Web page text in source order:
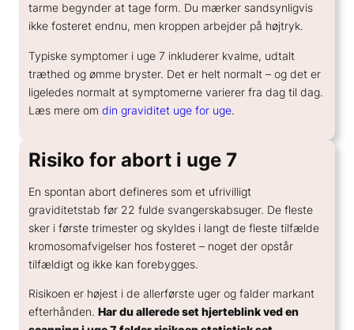
tarme begynder at tage form. Du mærker sandsynligvis
ikke fosteret endnu, men kroppen arbejder på højtryk.
Typiske symptomer i uge 7 inkluderer kvalme, udtalt
træthed og ømme bryster. Det er helt normalt – og det er
ligeledes normalt at symptomerne varierer fra dag til dag.
Læs mere om din graviditet uge for uge.
Risiko for abort i uge 7
En spontan abort defineres som et ufrivilligt
graviditetstab før 22 fulde svangerskabsuger. De fleste
sker i første trimester og skyldes i langt de fleste tilfælde
kromosomafvigelser hos fosteret – noget der opstår
tilfældigt og ikke kan forebygges.
Risikoen er højest i de allerførste uger og falder markant
efterhånden. Har du allerede set hjerteblink ved en